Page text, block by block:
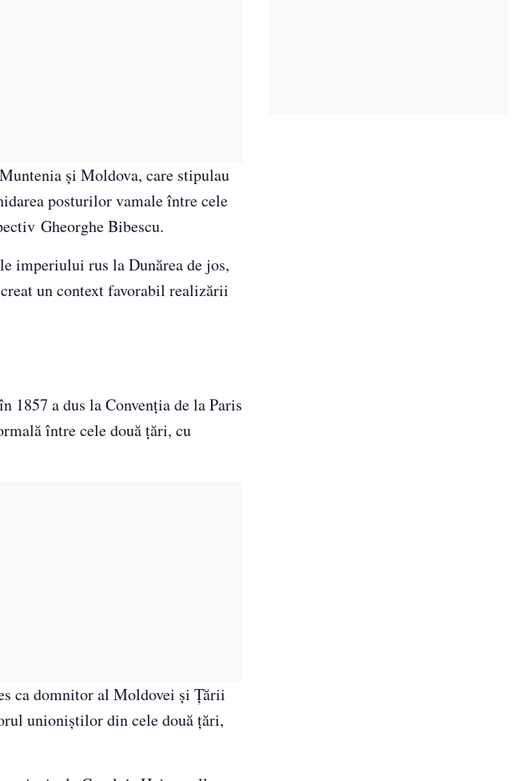
și Moldova, care stipulau
posturilor vamale între cele
Gheorghe Bibescu.
imperiului rus la Dunărea de jos,
un context favorabil realizării
a dus la Convenția de la Paris
între cele două țări, cu
ca domnitor al Moldovei și Țării
unioniștilor din cele două țări,